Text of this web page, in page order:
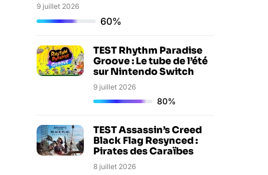
9 juillet 2026
60%
TEST Rhythm Paradise
Groove : Le tube de l’été
sur Nintendo Switch
9 juillet 2026
80%
TEST Assassin’s Creed
Black Flag Resynced :
Pirates des Caraïbes
8 juillet 2026